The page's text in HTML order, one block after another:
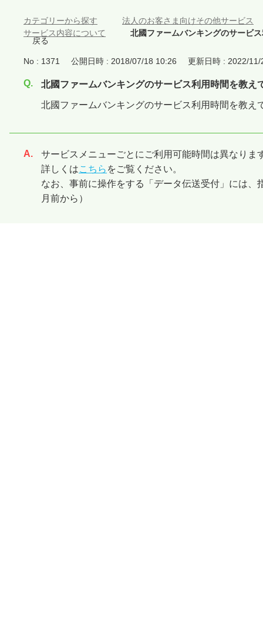
カテゴリーから探す
法人のお客さま向けその他サービス
サービス内容について
北國ファームバンキングのサービ
戻る
No : 1371 公開日時 : 2018/07/18 10:26 更新日時 : 2022/
北國ファームバンキングのサービス利用時間を教え
北國ファームバンキングのサービス利用時間を教え
回答
サービスメニューごとにご利用可能時間は異なりま
詳しくはこちら をご覧ください。
なお、事前に操作をする「データ伝送受付」には
月前から）